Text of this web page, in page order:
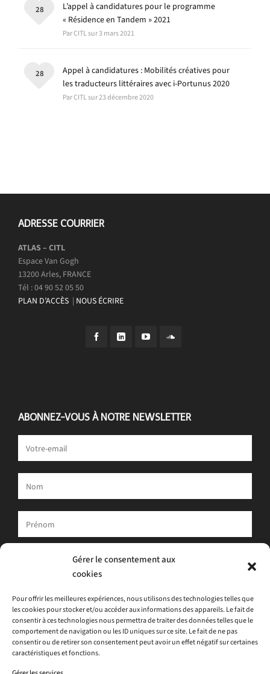
Gérer le consentement aux
cookies
Pour offrir les meilleures expériences, nous utilisons des technologies telles que
les cookies pour stocker et/ou accéder aux informations des appareils. Le fait de
consentir à ces technologies nous permettra de traiter des données telles que le
comportement de navigation ou les ID uniques sur ce site. Le fait de ne pas
consentir ou de retirer son consentement peut avoir un effet négatif sur certaines
caractéristiques et fonctions.
L’appel à candidatures pour le programme
« Résidence en Tandem » 2021
Par CITL sur 3 mars 2021
28
Appel à candidatures : Mobilités créatives pour
les traducteurs littéraires avec i-Portunus 2020
Par CITL sur 23 décembre 2020
28
ADRESSE COURRIER
ATLAS – CITL
Espace Van Gogh
13200 Arles, FRANCE
Tél : 04 90 52 05 50
PLAN D’ACCÈS | NOUS ÉCRIRE
ABONNEZ-VOUS À NOTRE NEWSLETTER
Votre adresse e-mail est uniquement utilisée pour vous envoyer
notre newsletter et des informations sur les activités d'ATLAS.
la newsletter.
J'acceptela politique de confidentialité